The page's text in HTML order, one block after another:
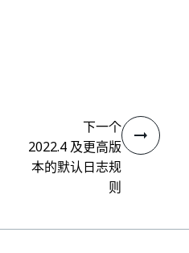
下一个
2022.4 及更高版
本的默认日志规
则